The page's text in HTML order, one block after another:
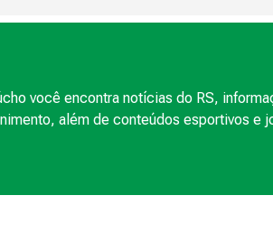
você encontra notícias do RS,
além de conteúdos esportivos e